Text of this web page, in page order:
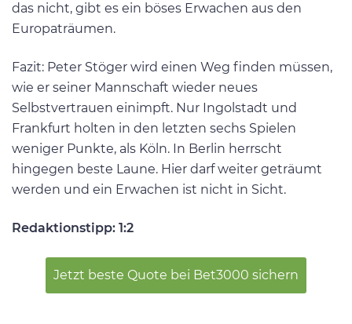
das nicht, gibt es ein böses Erwachen aus den
Europaträumen.
Fazit: Peter Stöger wird einen Weg finden müssen,
wie er seiner Mannschaft wieder neues
Selbstvertrauen einimpft. Nur Ingolstadt und
Frankfurt holten in den letzten sechs Spielen
weniger Punkte, als Köln. In Berlin herrscht
hingegen beste Laune. Hier darf weiter geträumt
werden und ein Erwachen ist nicht in Sicht.
Redaktionstipp: 1:2
Jetzt beste Quote bei Bet3000 sichern